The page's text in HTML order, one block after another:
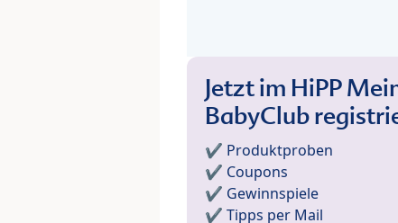
Jetzt im HiPP
BabyClub
✔️ Produktproben
✔️ Coupons
✔️ Gewinnspiele
✔️ Tipps per Mail